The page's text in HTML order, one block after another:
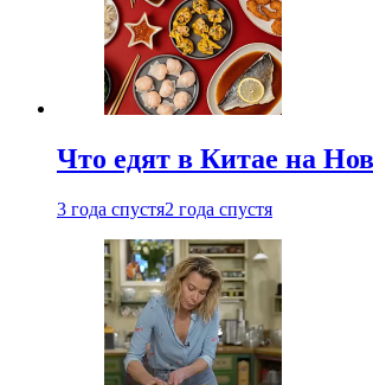
Что едят в Китае на
3 года спустя2 года спустя